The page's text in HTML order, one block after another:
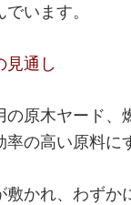
います。
見通し
原木ヤード、
の高い原料
敷かれ、わず